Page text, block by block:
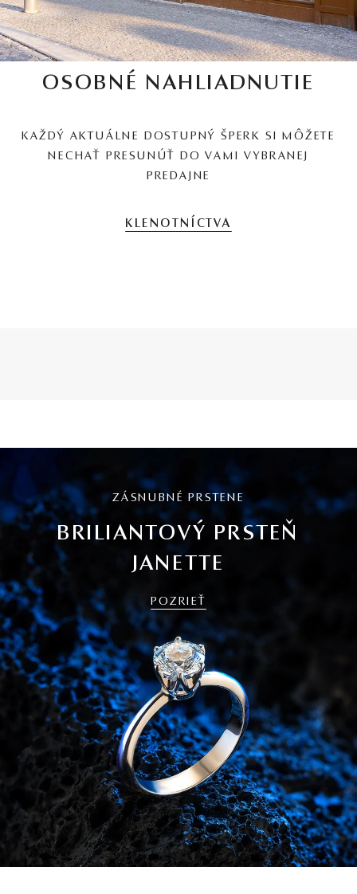
OSOBNÉ NAHLIADNUTIE
KAŽDÝ AKTUÁLNE DOSTUPNÝ ŠPERK SI MÔŽETE
NECHAŤ PRESUNÚŤ DO VAMI VYBRANEJ
PREDAJNE
KLENOTNÍCTVA
ZÁSNUBNÉ PRSTENE
BRILIANTOVÝ PRSTEŇ
JANETTE
POZRIEŤ